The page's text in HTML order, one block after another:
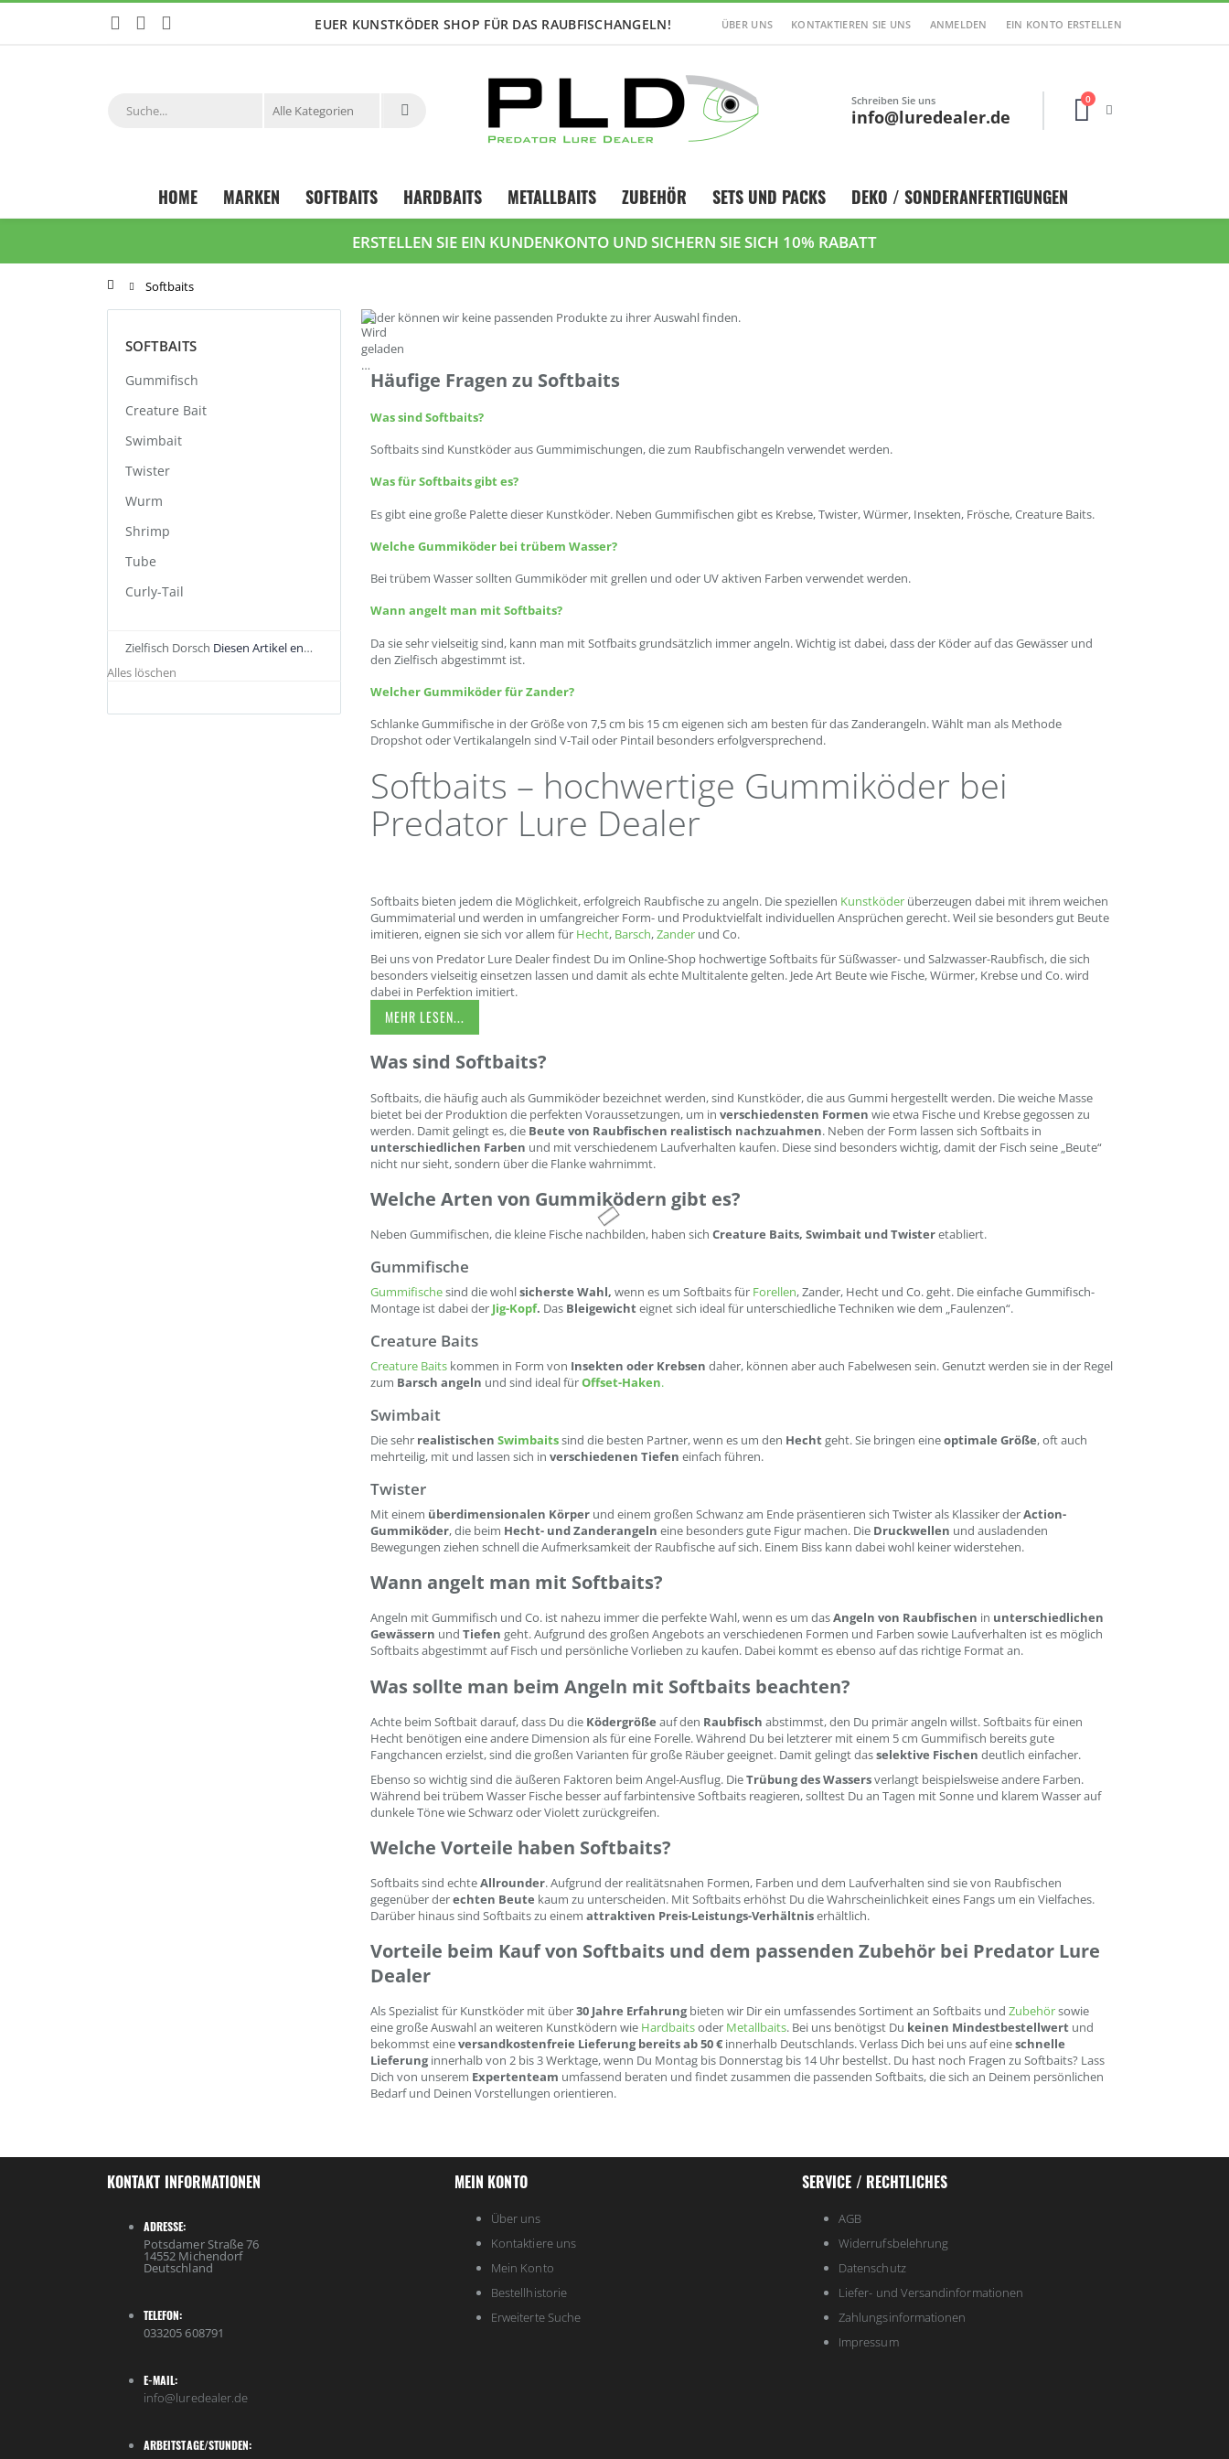
Zum
Inhalt
EUER KUNSTKÖDER SHOP FÜR DAS RAUBFISCHANGELN! ÜBER UNS KONTAKTIEREN SIE UNS ANMELDEN EIN KONTO ERSTELLEN
Cart
0
Schreiben Sie uns
info@luredealer.de
HOME MARKEN SOFTBAITS HARDBAITS METALLBAITS ZUBEHÖR SETS UND PACKS DEKO / SONDERANFERTIGUNGEN
ERSTELLEN SIE EIN KUNDENKONTO UND SICHERN SIE SICH 10% RABATT
Startseite
Softbaits
Leider können wir keine passenden Produkte zu ihrer Auswahl finden.
Häufige Fragen zu Softbaits
Was sind Softbaits?
Softbaits sind Kunstköder aus Gummimischungen, die zum Raubfischangeln verwendet werden.
Was für Softbaits gibt es?
Es gibt eine große Palette dieser Kunstköder. Neben Gummifischen gibt es Krebse, Twister, Würmer, Insekten, Frösche, Creature Baits.
Welche Gummiköder bei trübem Wasser?
Bei trübem Wasser sollten Gummiköder mit grellen und oder UV aktiven Farben verwendet werden.
Wann angelt man mit Softbaits?
Da sie sehr vielseitig sind, kann man mit Sotfbaits grundsätzlich immer angeln. Wichtig ist dabei, dass der Köder auf das Gewässer und
den Zielfisch abgestimmt ist.
Welcher Gummiköder für Zander?
Schlanke Gummifische in der Größe von 7,5 cm bis 15 cm eigenen sich am besten für das Zanderangeln. Wählt man als Methode
Dropshot oder Vertikalangeln sind V-Tail oder Pintail besonders erfolgversprechend.
Softbaits – hochwertige Gummiköder bei
Predator Lure Dealer
Softbaits bieten jedem die Möglichkeit, erfolgreich Raubfische zu angeln. Die speziellen Kunstköderüberzeugen dabei mit ihrem weichen
Gummimaterial und werden in umfangreicher Form- und Produktvielfalt individuellen Ansprüchen gerecht. Weil sie besonders gut Beute
imitieren, eignen sie sich vor allem für Hecht, Barsch,Zanderund Co.
Bei uns von Predator Lure Dealer findest Du im Online-Shop hochwertige Softbaits für Süßwasser- und Salzwasser-Raubfisch, die sich
besonders vielseitig einsetzen lassen und damit als echte Multitalente gelten. Jede Art Beute wie Fische, Würmer, Krebse und Co. wird
dabei in Perfektion imitiert.
MEHR LESEN...
Was sind Softbaits?
Softbaits, die häufig auch als Gummiköder bezeichnet werden, sind Kunstköder, die aus Gummi hergestellt werden. Die weiche Masse
bietet bei der Produktion die perfekten Voraussetzungen, um in verschiedensten Formen wie etwa Fische und Krebse gegossen zu
werden. Damit gelingt es, die Beute von Raubfischen realistisch nachzuahmen. Neben der Form lassen sich Softbaits in
unterschiedlichen Farben und mit verschiedenem Laufverhalten kaufen. Diese sind besonders wichtig, damit der Fisch seine „Beute“
nicht nur sieht, sondern über die Flanke wahrnimmt.
Welche Arten von Gummiködern gibt es?
Neben Gummifischen, die kleine Fische nachbilden, haben sich Creature Baits, Swimbait und Twisteretabliert.
Gummifische
Gummifischesind die wohlsicherste Wahl, wenn es um Softbaits für Forellen, Zander, Hecht und Co. geht. Die einfache Gummifisch-
Montage ist dabei der Jig-Kopf. Das Bleigewichteignet sich ideal für unterschiedliche Techniken wie dem „Faulenzen“.
Creature Baits
Creature Baitskommen in Form von Insekten oder Krebsen daher, können aber auch Fabelwesen sein. Genutzt werden sie in der Regel
zum Barsch angeln und sind ideal fürOffset-Haken.
Swimbait
Die sehr realistischen Swimbaitssind die besten Partner, wenn es um den Hechtgeht. Sie bringen eineoptimale Größe, oft auch
mehrteilig, mit und lassen sich in verschiedenen Tiefen einfach führen.
Twister
Mit einem überdimensionalen Körperund einem großen Schwanz am Ende präsentieren sich Twister als Klassiker derAction-
Gummiköder, die beim Hecht- und Zanderangeln eine besonders gute Figur machen. Die Druckwellen und ausladenden
Bewegungen ziehen schnell die Aufmerksamkeit der Raubfische auf sich. Einem Biss kann dabei wohl keiner widerstehen.
Wann angelt man mit Softbaits?
Angeln mit Gummifisch und Co. ist nahezu immer die perfekte Wahl, wenn es um dasAngeln von Raubfischen in unterschiedlichen
Gewässern und Tiefen geht. Aufgrund des großen Angebots an verschiedenen Formen und Farben sowie Laufverhalten ist es möglich
Softbaits abgestimmt auf Fisch und persönliche Vorlieben zu kaufen. Dabei kommt es ebenso auf das richtige Format an.
Was sollte man beim Angeln mit Softbaits beachten?
Achte beim Softbait darauf, dass Du die Ködergröße auf den Raubfisch abstimmst, den Du primär angeln willst. Softbaits für einen
Hecht benötigen eine andere Dimension als für eine Forelle. Während Du bei letzterer mit einem 5 cm Gummifisch bereits gute
Fangchancen erzielst, sind die großen Varianten für große Räuber geeignet. Damit gelingt dasselektive Fischen deutlich einfacher.
Ebenso so wichtig sind die äußeren Faktoren beim Angel-Ausflug. DieTrübung des Wassersverlangt beispielsweise andere Farben.
Während bei trübem Wasser Fische besser auf farbintensive Softbaits reagieren, solltest Du an Tagen mit Sonne und klarem Wasser auf
dunkele Töne wie Schwarz oder Violett zurückgreifen.
Welche Vorteile haben Softbaits?
Softbaits sind echteAllrounder. Aufgrund der realitätsnahen Formen, Farben und dem Laufverhalten sind sie von Raubfischen
gegenüber derechten Beute kaum zu unterscheiden. Mit Softbaits erhöhst Du die Wahrscheinlichkeit eines Fangs um ein Vielfaches.
Darüber hinaus sind Softbaits zu einem attraktiven Preis-Leistungs-Verhältniserhältlich.
Vorteile beim Kauf von Softbaits und dem passenden Zubehör bei Predator Lure
Dealer
Als Spezialist für Kunstköder mit über30 Jahre Erfahrungbieten wir Dir ein umfassendes Sortiment an Softbaits und Zubehörsowie
eine große Auswahl an weiteren Kunstködern wie Hardbaitsoder Metallbaits. Bei uns benötigst Du keinen Mindestbestellwertund
bekommst eineversandkostenfreie Lieferung bereits ab 50 €innerhalb Deutschlands. Verlass Dich bei uns auf eineschnelle
Lieferunginnerhalb von 2 bis 3 Werktage, wenn Du Montag bis Donnerstag bis 14 Uhr bestellst. Du hast noch Fragen zu Softbaits? Lass
Dich von unserem Expertenteam umfassend beraten und findet zusammen die passenden Softbaits, die sich an Deinem persönlichen
Bedarf und Deinen Vorstellungen orientieren.
SOFTBAITS
Gummifisch
Creature Bait
Swimbait
Twister
Wurm
Shrimp
Tube
Curly-Tail
Zielfisch Dorsch Diesen Artikel entfernen
Alles löschen
KONTAKT INFORMATIONEN
ADRESSE:
Potsdamer Straße 76
14552 Michendorf
Deutschland
TELEFON:
033205 608791
E-MAIL:
info@luredealer.de
ARBEITSTAGE/STUNDEN:
MEIN KONTO
Über uns
Kontaktiere uns
Mein Konto
Bestellhistorie
Erweiterte Suche
SERVICE / RECHTLICHES
AGB
Widerrufsbelehrung
Datenschutz
Liefer- und Versandinformationen
Zahlungsinformationen
Impressum